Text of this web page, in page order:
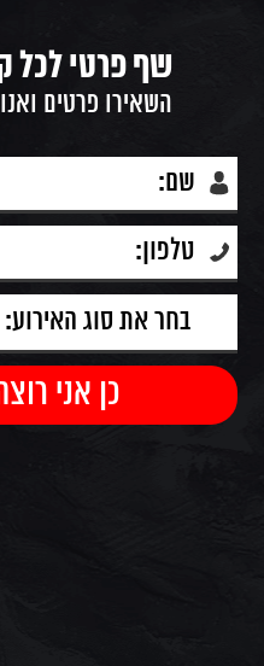
שף פרטי לכל
השאירו פרטים